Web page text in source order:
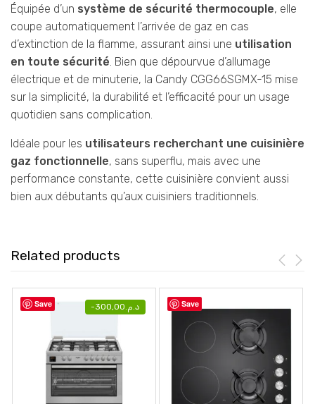
Équipée d’un système de sécurité thermocouple, elle
coupe automatiquement l’arrivée de gaz en cas
d’extinction de la flamme, assurant ainsi une utilisation
en toute sécurité . Bien que dépourvue d’allumage
électrique et de minuterie, la Candy CGG66SGMX-15 mise
sur la simplicité, la durabilité et l’efficacité pour un usage
quotidien sans complication.
Idéale pour les utilisateurs recherchant une cuisinière
gaz fonctionnelle, sans superflu, mais avec une
performance constante, cette cuisinière convient aussi
bien aux débutants qu’aux cuisiniers traditionnels.
Related products
Save - د.م.300,00 Save